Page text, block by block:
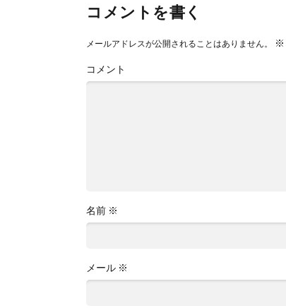
コメントを書く
メールアドレスが公開されることはありません。 ※
コメント
名前 ※
メール ※